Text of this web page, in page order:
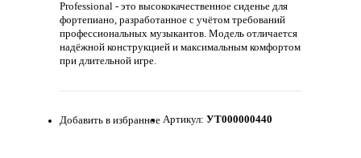
Professional - это высококачественное сиденье для
фортепиано, разработанное с учётом требований
профессиональных музыкантов. Модель отличается
надёжной конструкцией и максимальным комфортом
при длительной игре.
Добавить в избранное Артикул: УТ000000440